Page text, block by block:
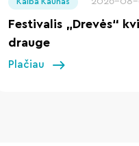
Festivalis „Drevės“
drauge
Plačiau